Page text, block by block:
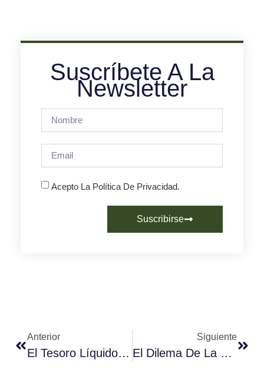
Suscríbete A La
Newsletter
Acepto La Política De Privacidad.
Suscribirse
Anterior
El Tesoro Líquido De Los Volcanes: Café De Guatemala Y Su Excelencia Sensorial
Siguiente
El Dilema De La Taza Vacía: Por Qué Tu Negocio No Fideliza Clientes